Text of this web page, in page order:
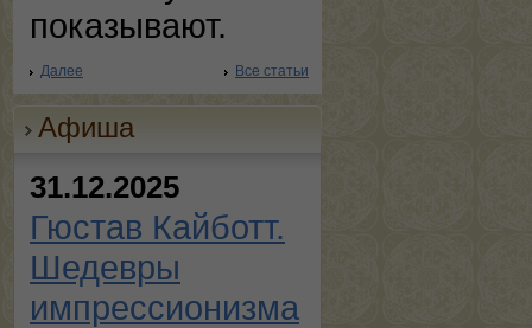
показывают.
Далее Все статьи
Афиша
31.12.2025
Гюстав Кайботт.
Шедевры
импрессионизма